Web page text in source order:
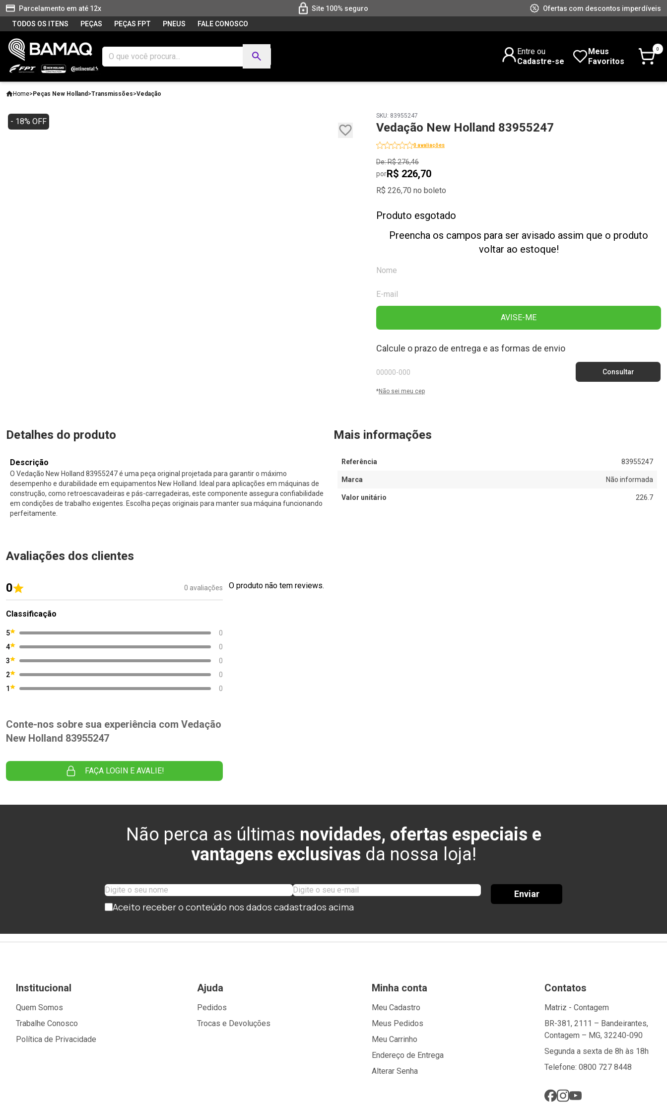
Parcelamento em até 12x Site 100% seguro
Ofertas com descontos imperdíveis
TODOS OS ITENS
PEÇAS PEÇAS FPT PNEUS FALE CONOSCO
Entre ou
Cadastre-se
Meus
Favoritos
0
Home> Peças New Holland >Transmissões>Vedação
SKU: 83955247
Vedação New Holland 83955247
0 avaliações
De: R$ 276,46
porR$ 226,70
R$ 226,70 no boleto
- 18% OFF
Produto esgotado
Preencha os campos para ser avisado assim que o produto
voltar ao estoque!
AVISE-ME
Calcule o prazo de entrega e as formas de envio
*Não sei meu cep
Detalhes do produto
Descrição
O Vedação New Holland 83955247 é uma peça original projetada para garantir o máximo
desempenho e durabilidade em equipamentos New Holland. Ideal para aplicações em máquinas de
construção, como retroescavadeiras e pás-carregadeiras, este componente assegura confiabilidade
em condições de trabalho exigentes. Escolha peças originais para manter sua máquina funcionando
perfeitamente.
Mais informações
Referência 83955247
Marca Não informada
Valor unitário 226.7
Avaliações dos clientes
0 0 avaliações
Classificação
5
0
4
0
3
0
2
0
1
0
Conte-nos sobre sua experiência com Vedação
New Holland 83955247
FAÇA LOGIN E AVALIE!
O produto não tem reviews.
Não perca as últimas novidades, ofertas especiais e
vantagens exclusivas da nossa loja!
Aceito receber o conteúdo nos dados cadastrados acima
Enviar
Institucional
Quem Somos
Trabalhe Conosco
Política de Privacidade
Ajuda
Pedidos
Trocas e Devoluções
Minha conta
Meu Cadastro
Meus Pedidos
Meu Carrinho
Endereço de Entrega
Alterar Senha
Contatos
Matriz - Contagem
BR-381, 2111 – Bandeirantes,
Contagem – MG, 32240-090
Segunda a sexta de 8h às 18h
Telefone: 0800 727 8448